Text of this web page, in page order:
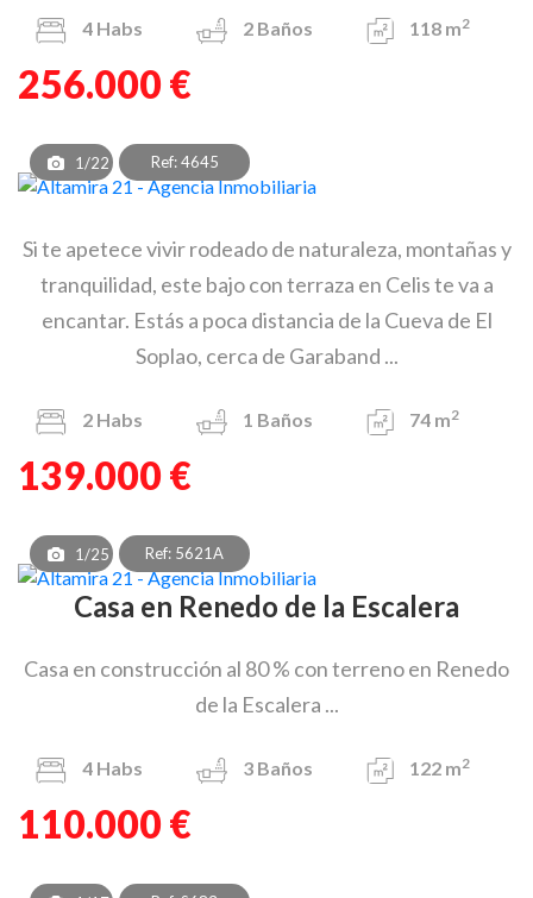
4 Habs 2 Baños 118 m2
256.000 €
1/22 Ref: 4645
Si te apetece vivir rodeado de naturaleza, montañas y
tranquilidad, este bajo con terraza en Celis te va a
encantar. Estás a poca distancia de la Cueva de El
Soplao, cerca de Garaband ...
2 Habs 1 Baños 74 m2
139.000 €
1/25 Ref: 5621A
Casa en Renedo de la Escalera
Casa en construcción al 80 % con terreno en Renedo
de la Escalera ...
4 Habs 3 Baños 122 m2
110.000 €